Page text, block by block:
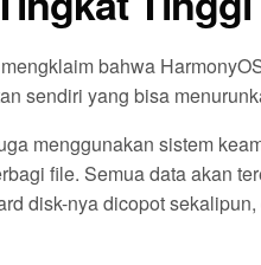
bahwa
sendiri yang bisa
menggunakan sistem
file. Semua data akan
disk-nya dicopot